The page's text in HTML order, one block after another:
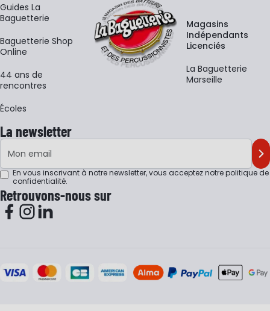
Guides La
Baguetterie
Baguetterie Shop
Online
44 ans de
rencontres
Écoles
Magasins
Indépendants
Licenciés
La Baguetterie
Marseille
La newsletter
Adresse e-mail
En vous inscrivant à notre newsletter, vous acceptez notrepolitique de
confidentialité.
Retrouvons-nous sur